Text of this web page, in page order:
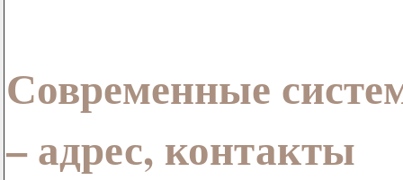
Современные
– адрес, контакты